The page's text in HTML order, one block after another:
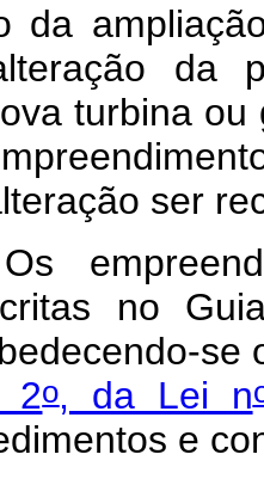
da
da
turbina
ser
no
se
2o, da Lei n
e